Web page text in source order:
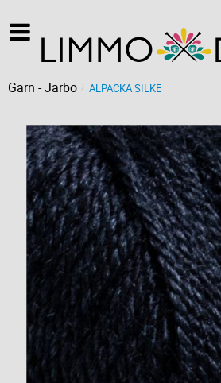
Garn - Järbo ALPACKA SILKE